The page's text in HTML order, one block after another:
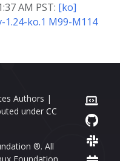
AM PST: [ko]
ko.1 M99-M114
Authors |
under CC
®. All